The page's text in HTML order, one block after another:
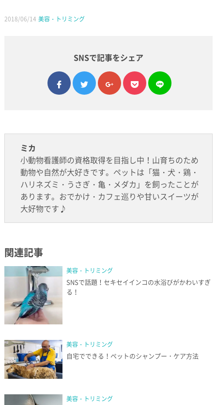
2018/06/14 美容・トリミング
SNSで記事をシェア
facebook
twittergoogle plus
pocket
line
ミカ
小動物看護師の資格取得を目指し中！山育ちのため
動物や自然が大好きです。ペットは「猫・犬・鶏・
ハリネズミ・うさぎ・亀・メダカ」を飼ったことが
あります。おでかけ・カフェ巡りや甘いスイーツが
大好物です♪
関連記事
美容・トリミング
SNSで話題！セキセイインコの水浴びがかわいすぎ
る！
美容・トリミング
自宅でできる！ペットのシャンプー・ケア方法
美容・トリミング